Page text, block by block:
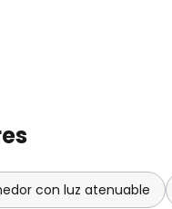
con luz atenuable